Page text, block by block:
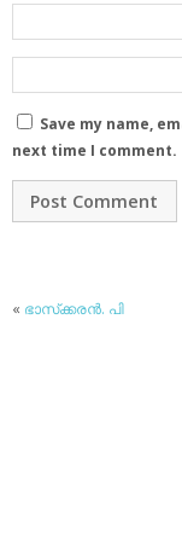
Save my name,
next time I comment.
« ഭാസ്‌ക്കരന്‍. പി